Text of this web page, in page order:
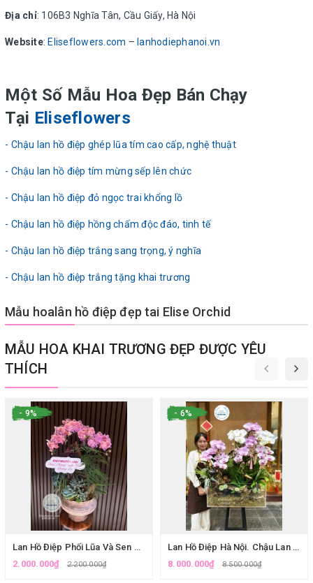
Địa chỉ: 106B3 Nghĩa Tân, Cầu Giấy, Hà Nội
Website: Eliseflowers.com – lanhodiephanoi.vn
Một Số Mẫu Hoa Đẹp Bán Chạy
Tại Eliseflowers
- Chậu lan hồ điệp ghép lũa tím cao cấp, nghệ thuật
- Chậu lan hồ điệp tím mừng sếp lên chức
- Chậu lan hồ điệp đỏ ngọc trai khổng lồ
- Chậu lan hồ điệp hồng chấm độc đáo, tinh tế
- Chậu lan hồ điệp trắng sang trọng, ý nghĩa
- Chậu lan hồ điệp trắng tặng khai trương
Mẫu hoalân hồ điệp đẹp tai Elise Orchid
MẪU HOA KHAI TRƯƠNG ĐẸP ĐƯỢC YÊU
THÍCH
- 9%
Lan Hồ Điệp Phối Lũa Và Sen Đá Nghệ Thuật - Mẫu Hoa Chúc Mừng Sinh Nhật Sang Trọng
2.000.000₫
2.200.000₫
- 6%
Lan Hồ Điệp Hà Nội. Chậu Lan Hồ Điệp Lũa Tiểu Cảnh Hiện Đại - Tuyệt Tác Trang Trí Tết Tại Hà Nội| Eliseflowers.
8.000.000₫
8.500.000₫